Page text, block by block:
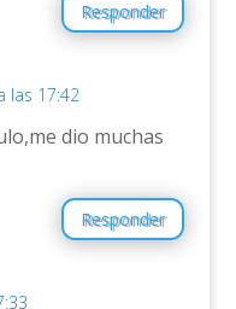
Responder
las 17:42
dio muchas
Responder